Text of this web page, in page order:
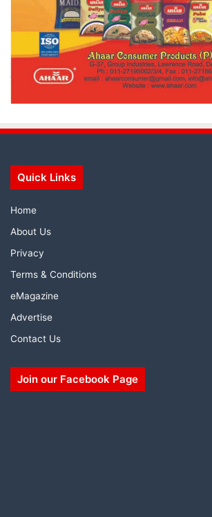
Quick Links
Home
About Us
Privacy
Terms & Conditions
eMagazine
Advertise
Contact Us
Join our Facebook Page